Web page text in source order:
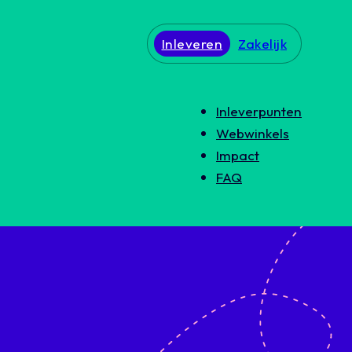
Inleveren Zakelijk
Inleverpunten
Webwinkels
Impact
FAQ